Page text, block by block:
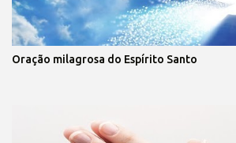
Oração milagrosa do Espírito Santo